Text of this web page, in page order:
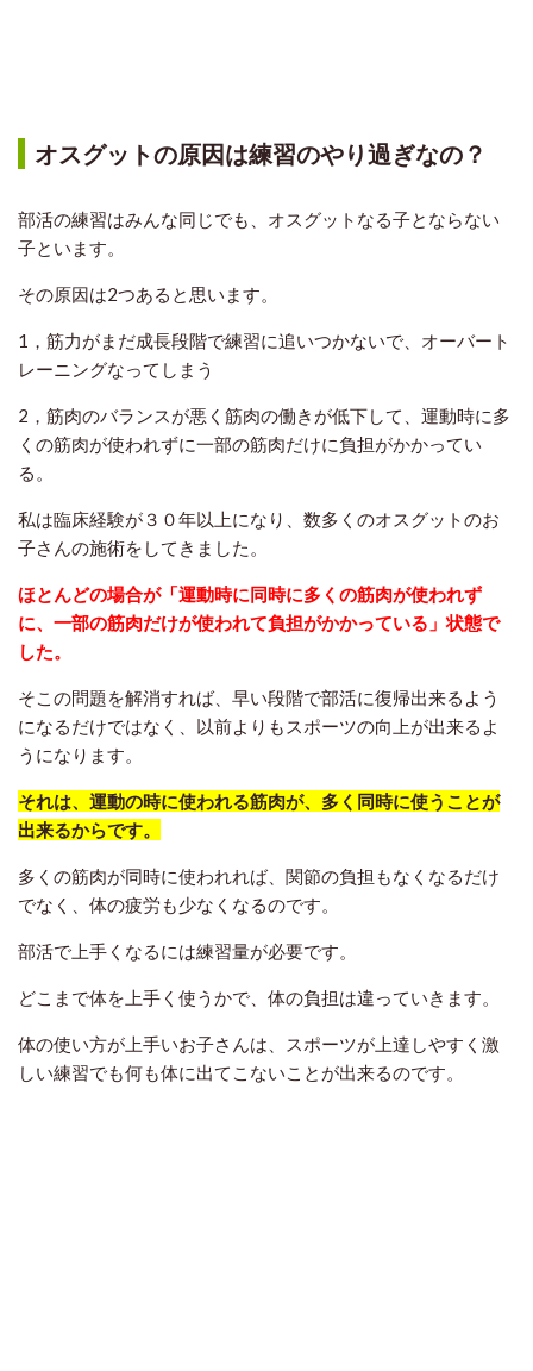
オスグットの原因は練習のやり過ぎなの？
部活の練習はみんな同じでも、オスグットなる子とならない
子といます。
その原因は2つあると思います。
1，筋力がまだ成長段階で練習に追いつかないで、オーバート
レーニングなってしまう
2，筋肉のバランスが悪く筋肉の働きが低下して、運動時に多
くの筋肉が使われずに一部の筋肉だけに負担がかかってい
る。
私は臨床経験が３０年以上になり、数多くのオスグットのお
子さんの施術をしてきました。
ほとんどの場合が「運動時に同時に多くの筋肉が使われず
に、一部の筋肉だけが使われて負担がかかっている」状態で
した。
そこの問題を解消すれば、早い段階で部活に復帰出来るよう
になるだけではなく、以前よりもスポーツの向上が出来るよ
うになります。
それは、運動の時に使われる筋肉が、多く同時に使うことが
出来るからです。
多くの筋肉が同時に使われれば、関節の負担もなくなるだけ
でなく、体の疲労も少なくなるのです。
部活で上手くなるには練習量が必要です。
どこまで体を上手く使うかで、体の負担は違っていきます。
体の使い方が上手いお子さんは、スポーツが上達しやすく激
しい練習でも何も体に出てこないことが出来るのです。